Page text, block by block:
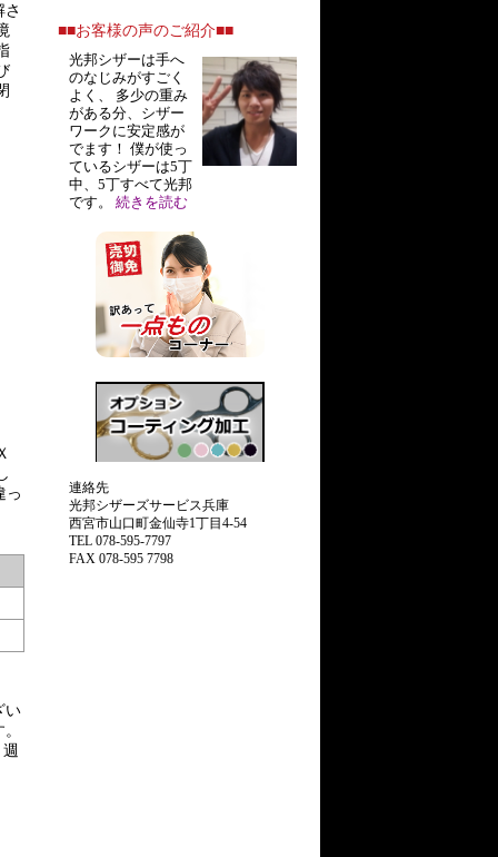
っ
い
■■お客様の声のご紹介■■
光邦シザーは手へ
のなじみがすごく
よく、 多少の重み
がある分、シザー
ワークに安定感が
でます！ 僕が使っ
ているシザーは5丁
中、5丁すべて光邦
です。 続きを読む
連絡先
光邦シザーズサービス兵庫
西宮市山口町金仙寺1丁目4-54
TEL 078-595-7797
FAX 078-595 7798